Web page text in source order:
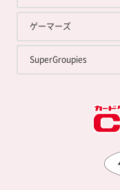
ゲーマーズ
SuperGroupies